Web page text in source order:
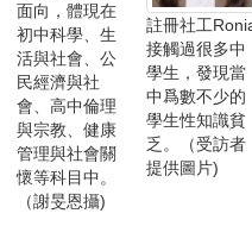
面向，體現在
初中科學、生
活與社會、公
民經濟與社
會、高中倫理
與宗教、健康
管理與社會關
懷等科目中。
（謝旻恩攝)
註冊社工
接觸過很多中
學生，發現當
中爲數不少的
學生性知識貧
乏。（受訪者
提供圖片)